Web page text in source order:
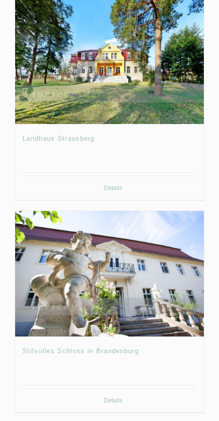
Landhaus Strausberg
Details
Stilvolles Schloss in Brandenburg
Details